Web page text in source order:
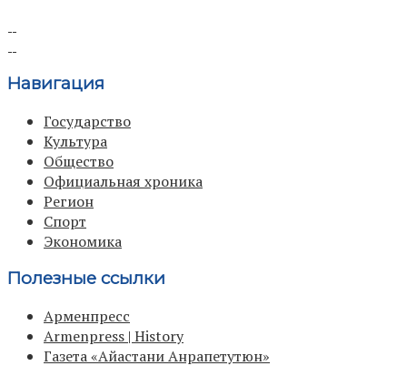
Навигация
Государство
Культура
Общество
Официальная хроника
Регион
Спорт
Экономика
Полезные ссылки
Арменпресс
Armenpress | History
Газета «Айастани Анрапетутюн»